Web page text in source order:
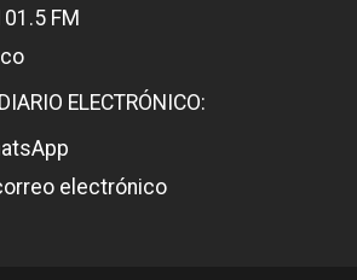
FM
ELECTRÓNICO:
electrónico